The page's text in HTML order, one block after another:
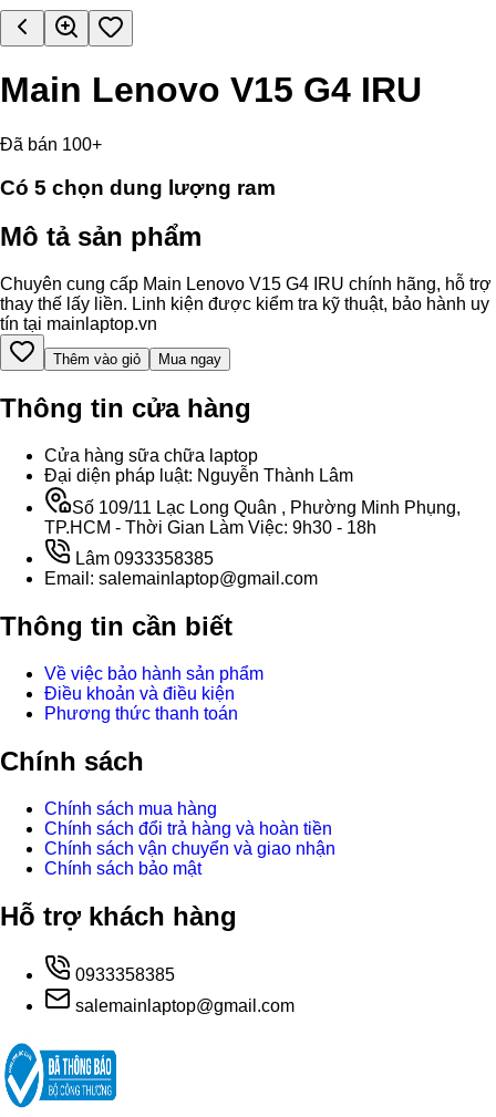
Main Lenovo V15 G4 IRU
Đã bán 100+
Có 5 chọn dung lượng ram
Mô tả sản phẩm
Chuyên cung cấp Main Lenovo V15 G4 IRU chính hãng, hỗ trợ
thay thế lấy liền. Linh kiện được kiểm tra kỹ thuật, bảo hành uy
tín tại mainlaptop.vn
Thêm vào giỏ Mua ngay
Thông tin cửa hàng
Cửa hàng sữa chữa laptop
Đại diện pháp luật: Nguyễn Thành Lâm
Số 109/11 Lạc Long Quân , Phường Minh Phụng,
TP.HCM - Thời Gian Làm Việc: 9h30 - 18h
Lâm 0933358385
Email: salemainlaptop@gmail.com
Thông tin cần biết
Về việc bảo hành sản phẩm
Điều khoản và điều kiện
Phương thức thanh toán
Chính sách
Chính sách mua hàng
Chính sách đổi trả hàng và hoàn tiền
Chính sách vận chuyển và giao nhận
Chính sách bảo mật
Hỗ trợ khách hàng
0933358385
salemainlaptop@gmail.com